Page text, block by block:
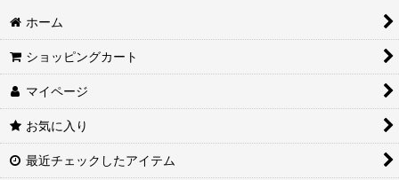
並び順
ホーム
ショッピングカート
マイページ
お気に入り
最近チェックしたアイテム